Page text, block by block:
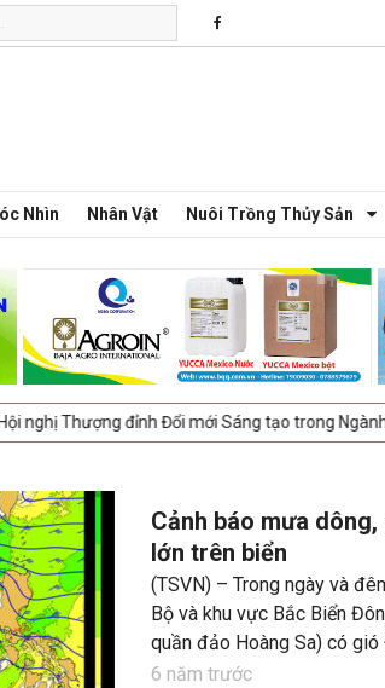
Nhìn Nhân Vật Nuôi Trồng Thủy Sản
đỉnh Đổi mới Sáng tạo trong Ngành Thực
Cảnh báo mưa
lớn trên biển
(TSVN) – Trong ngày và
Bộ và khu vực Bắc Biển
quần đảo Hoàng Sa) có gió
lúc cấp 7, giật cấp 9; biển
6 năm trước